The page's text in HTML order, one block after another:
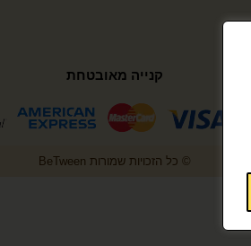
קנייה מאובטחת
© כל הזכויות שמורות BeTween